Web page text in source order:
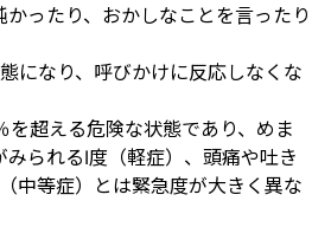
ったり、おかしなことを言ったり
になり、呼びかけに反応しなくな
超える危険な状態であり、めま
られるⅠ度（軽症）、頭痛や吐き
中等症）とは緊急度が大きく異な